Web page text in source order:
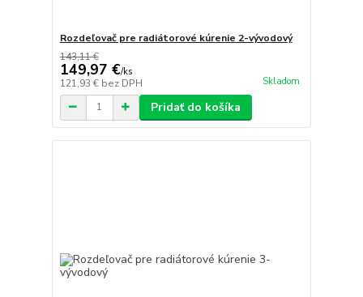
Rozdeľovač pre radiátorové kúrenie 2-vývodový
143,11 €
149,97 €/ks
121,93 € bez DPH Skladom
Pridať do košíka